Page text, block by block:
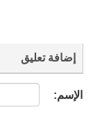
إضافة تعليق
الإسم: